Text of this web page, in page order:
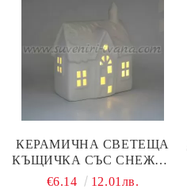
КЕРАМИЧНА СВЕТЕЩА
КЪЩИЧКА СЪС СНЕЖЕН
ПОКРИВ – LED
€6.14 12.01лв.